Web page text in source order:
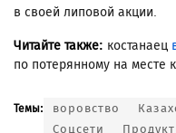
в своей липовой акции.
Читайте также: костанаец
по потерянному на месте
Темы: воровство
Соцсети